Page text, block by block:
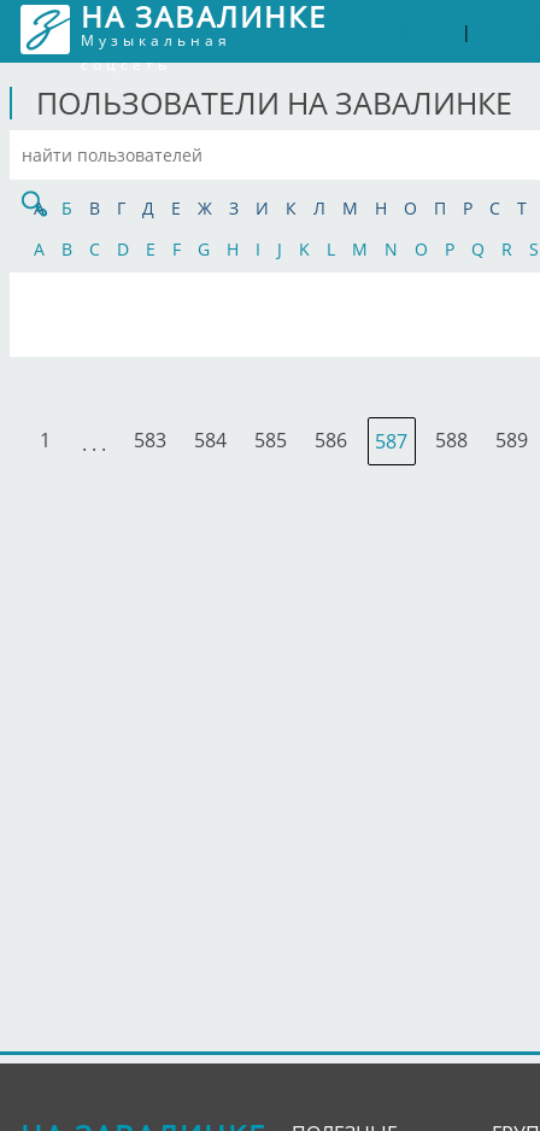
НА ЗАВАЛИНКЕ
Музыкальная
соцсеть
|
ПОЛЬЗОВАТЕЛИ НА ЗАВАЛИНКЕ
А Б В Г Д Е Ж З И К Л М Н О П Р С
Т
A
B C D E F G H I J K L M N O P Q R S
1 . . . 583 584 585 586 587 588 589